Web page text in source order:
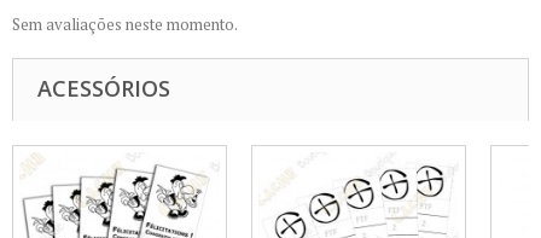
Sem avaliações neste momento.
ACESSÓRIOS